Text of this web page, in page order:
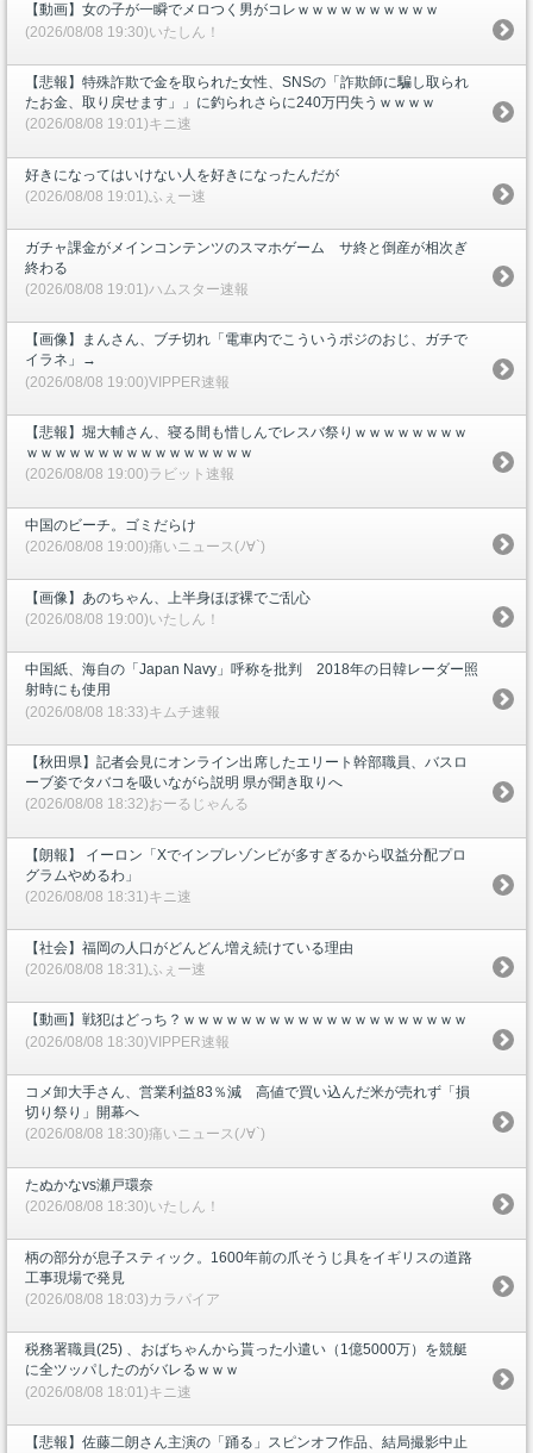
【動画】女の子が一瞬でメロつく男がコレｗｗｗｗｗｗｗｗｗｗ
(2026/08/08 19:30)いたしん！
【悲報】特殊詐欺で金を取られた女性、SNSの「詐欺師に騙し取られ
たお金、取り戻せます」」に釣られさらに240万円失うｗｗｗｗ
(2026/08/08 19:01)キニ速
好きになってはいけない人を好きになったんだが
(2026/08/08 19:01)ふぇー速
ガチャ課金がメインコンテンツのスマホゲーム サ終と倒産が相次ぎ
終わる
(2026/08/08 19:01)ハムスター速報
【画像】まんさん、ブチ切れ「電車内でこういうポジのおじ、ガチで
イラネ」→
(2026/08/08 19:00)VIPPER速報
【悲報】堀大輔さん、寝る間も惜しんでレスバ祭りｗｗｗｗｗｗｗｗ
ｗｗｗｗｗｗｗｗｗｗｗｗｗｗｗｗ
(2026/08/08 19:00)ラビット速報
中国のビーチ。ゴミだらけ
(2026/08/08 19:00)痛いニュース(ﾉ∀`)
【画像】あのちゃん、上半身ほぼ裸でご乱心
(2026/08/08 19:00)いたしん！
中国紙、海自の「Japan Navy」呼称を批判 2018年の日韓レーダー照
射時にも使用
(2026/08/08 18:33)キムチ速報
【秋田県】記者会見にオンライン出席したエリート幹部職員、バスロ
ーブ姿でタバコを吸いながら説明 県が聞き取りへ
(2026/08/08 18:32)おーるじゃんる
【朗報】 イーロン「Xでインプレゾンビが多すぎるから収益分配プロ
グラムやめるわ」
(2026/08/08 18:31)キニ速
【社会】福岡の人口がどんどん増え続けている理由
(2026/08/08 18:31)ふぇー速
【動画】戦犯はどっち？ｗｗｗｗｗｗｗｗｗｗｗｗｗｗｗｗｗｗｗｗ
(2026/08/08 18:30)VIPPER速報
コメ卸大手さん、営業利益83％減 高値で買い込んだ米が売れず「損
切り祭り」開幕へ
(2026/08/08 18:30)痛いニュース(ﾉ∀`)
たぬかなvs瀬戸環奈
(2026/08/08 18:30)いたしん！
柄の部分が息子スティック。1600年前の爪そうじ具をイギリスの道路
工事現場で発見
(2026/08/08 18:03)カラパイア
税務署職員(25) 、おばちゃんから貰った小遣い（1億5000万）を競艇
に全ツッパしたのがバレるｗｗｗ
(2026/08/08 18:01)キニ速
【悲報】佐藤二朗さん主演の「踊る」スピンオフ作品、結局撮影中止